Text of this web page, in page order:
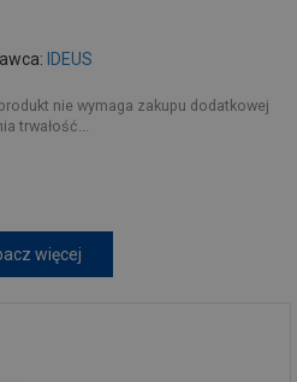
IDEUS
nie wymaga zakupu dodatkowej
trwałość...
więcej